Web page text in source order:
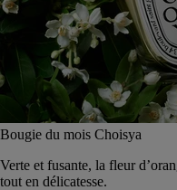
Bougie du mois Choisya
Verte et fusante, la fleur
tout en délicatesse.